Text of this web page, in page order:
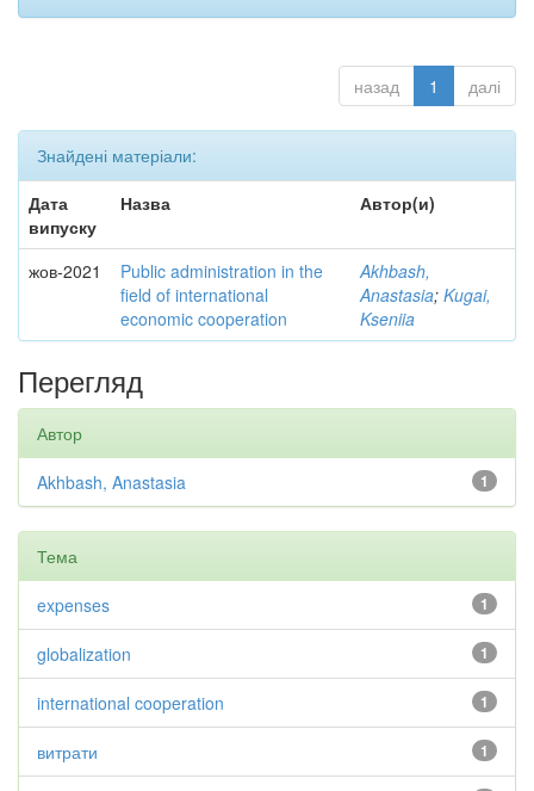
назад 1 далі
Знайдені матеріали:
Дата
випуску
Назва Автор(и)
жов-2021
Public administration in the
field of international
economic cooperation
Akhbash,
Anastasia; Kugai,
Kseniia
Перегляд
Автор
1
Akhbash, Anastasia
Тема
1
expenses
1
globalization
1
international cooperation
1
витрати